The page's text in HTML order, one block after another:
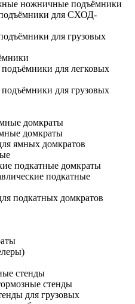
ножничные подъёмники
для СХОД-
для грузовых
для легковых
для грузовых
домкраты
домкраты
ямных домкратов
подкатные домкраты
подкатные
подкатных домкратов
стенды
стенды
для грузовых